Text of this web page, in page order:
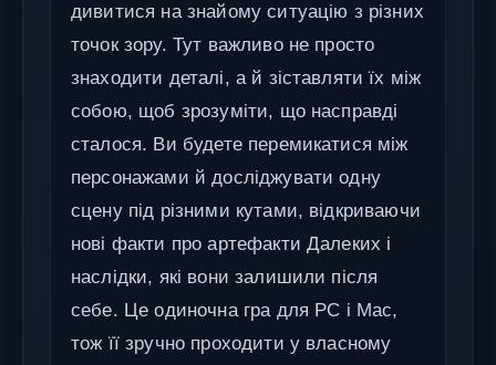
дивитися на знайому ситуацію з різних
точок зору. Тут важливо не просто
знаходити деталі, а й зіставляти їх між
собою, щоб зрозуміти, що насправді
сталося. Ви будете перемикатися між
персонажами й досліджувати одну
сцену під різними кутами, відкриваючи
нові факти про артефакти Далеких і
наслідки, які вони залишили після
себе. Це одиночна гра для PC і Mac,
тож її зручно проходити у власному